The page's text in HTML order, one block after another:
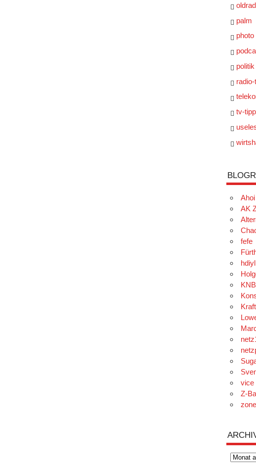
palm
photo
politik
tv-
AK
fefe
hdiyl
vice
Z-
Archiv